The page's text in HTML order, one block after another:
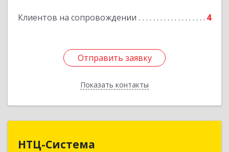
Клиентов на сопровождении 4
Отправить заявку
Показать контакты
Подробнее
Отправить заявку
Назад
НТЦ-Система